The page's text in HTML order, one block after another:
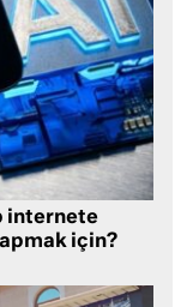
internete
için?